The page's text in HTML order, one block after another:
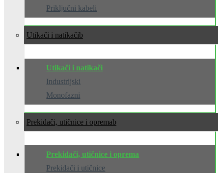
Priključni kabeli
Utikači i natikači
Utikači i natikači
Industrijski
Monofazni
Prekidači, utičnice i oprema
Prekidači, utičnice i oprema
Prekidači i utičnice